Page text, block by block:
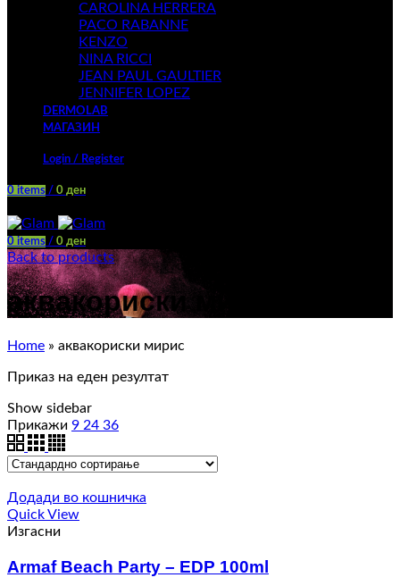
CAROLINA HERRERA
PACO RABANNE
KENZO
NINA RICCI
JEAN PAUL GAULTIER
JENNIFER LOPEZ
DERMOLAB
МАГАЗИН
Login / Register
0 items / 0 ден
0 items / 0 ден
Back to products
аквакориски мирис
Home » аквакориски мирис
Приказ на еден резултат
Show sidebar
Прикажи 9 24 36
Додади во кошничка
Quick View
Изгасни
Armaf Beach Party – EDP 100ml